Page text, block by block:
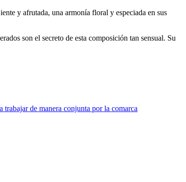
y afrutada, una armonía floral y especiada en sus
son el secreto de esta composición tan sensual. Su
de manera conjunta por la comarca